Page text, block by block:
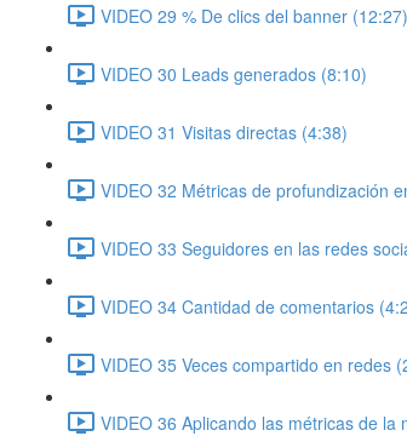
VIDEO 29 % De clics del banner (12:27)
VIDEO 30 Leads generados (8:10)
VIDEO 31 Visitas directas (4:38)
VIDEO 32 Métricas de profundización
VIDEO 33 Seguidores en las redes
VIDEO 34 Cantidad de comentarios
VIDEO 35 Veces compartido en redes
VIDEO 36 Aplicando las métricas de la